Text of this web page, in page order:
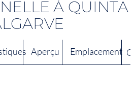
À QUINTA
Aperçu Emplacement